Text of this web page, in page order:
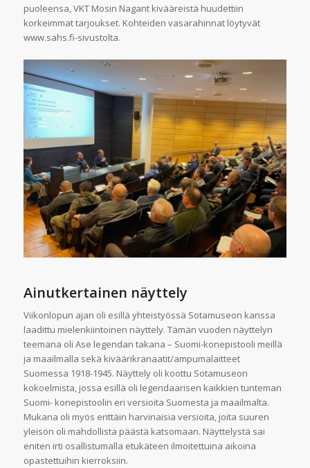
puoleensa, VKT Mosin Nagant kivääreistä huudettiin
korkeimmat tarjoukset. Kohteiden vasarahinnat löytyvät
www.sahs.fi-sivustolta.
Ainutkertainen näyttely
Viikonlopun ajan oli esillä yhteistyössä Sotamuseon kanssa
laadittu mielenkiintoinen näyttely. Tämän vuoden näyttelyn
teemana oli Ase legendan takana – Suomi-konepistooli meillä
ja maailmalla sekä kiväärikranaatit/ampumalaitteet
Suomessa 1918-1945. Näyttely oli koottu Sotamuseon
kokoelmista, jossa esillä oli legendaarisen kaikkien tunteman
Suomi- konepistoolin eri versioita Suomesta ja maailmalta.
Mukana oli myös erittäin harvinaisia versioita, joita suuren
yleisön oli mahdollista päästä katsomaan. Näyttelystä sai
eniten irti osallistumalla etukäteen ilmoitettuina aikoina
opastettuihin kierroksiin.